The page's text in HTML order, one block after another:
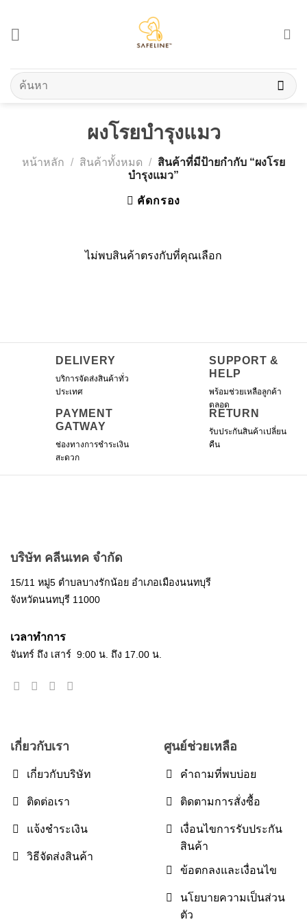
content
ค้นหา:
ผงโรยบำรุงแมว
หน้าหลัก / สินค้าทั้งหมด /
สินค้าที่มีป้ายกำกับ “ผงโรย
บำรุงแมว”
คัดกรอง
ไม่พบสินค้าตรงกับที่คุณเลือก
DELIVERY
บริการจัดส่งสินค้าทั่ว
ประเทศ
SUPPORT &
HELP
พร้อมช่วยเหลือลูกค้า
ตลอด
PAYMENT
GATWAY
ช่องทางการชำระเงิน
สะดวก
RETURN
รับประกันสินค้าเปลี่ยน
คืน
บริษัท คลีนเทค จำกัด
15/11 หมู่5 ตำบลบางรักน้อย อำเภอเมืองนนทบุรี
จังหวัดนนทบุรี 11000
เวลาทำการ
จันทร์ ถึง เสาร์ 9:00 น. ถึง 17.00 น.
เกี่ยวกับเรา
เกี่ยวกับบริษัท
ติดต่อเรา
แจ้งชำระเงิน
วิธีจัดส่งสินค้า
ศูนย์ช่วยเหลือ
คำถามที่พบบ่อย
ติดตามการสั่งซื้อ
เงื่อนไขการรับประกัน
สินค้า
ข้อตกลงและเงื่อนไข
นโยบายความเป็นส่วน
ตัว